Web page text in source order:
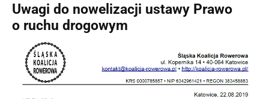
Uwagi do nowelizacji ustawy Prawo
o ruchu drogowym